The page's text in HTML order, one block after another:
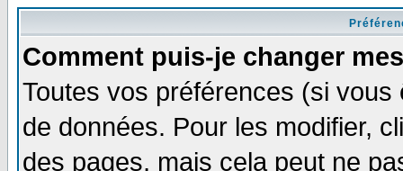
Comment puis-je changer
Toutes vos préférences (si
de données. Pour les modifier,
des pages, mais cela peut ne